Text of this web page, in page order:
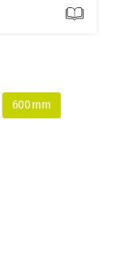
600mm